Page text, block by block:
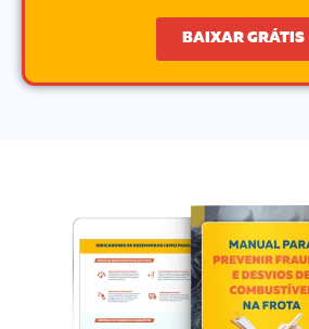
BAIXAR GRÁTIS